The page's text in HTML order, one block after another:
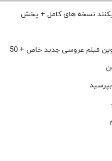
میکنند نسخه های کامل + پخش
فیلم عروسی جدید خاص + 50